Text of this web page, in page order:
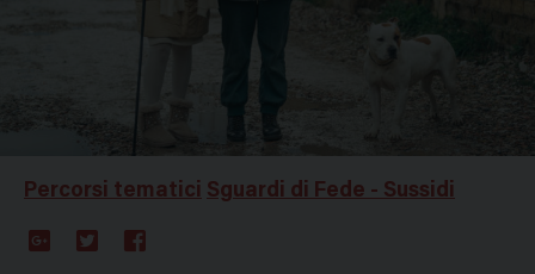
Percorsi tematici Sguardi di Fede - Sussidi